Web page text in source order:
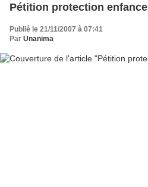
Pétition protection enfance
Publié le 21/11/2007 à 07:41
Par Unanima